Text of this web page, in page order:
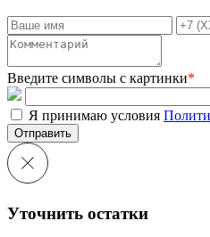
Введите символы с картинки*
Я принимаю условия
Отправить
Уточнить остатки